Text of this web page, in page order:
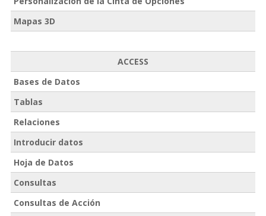
Mapas 3D
ACCESS
Bases de Datos
Tablas
Relaciones
Introducir datos
Hoja de Datos
Consultas
Consultas de Acción